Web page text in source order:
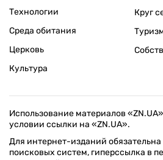
Технологии
Среда обитания
Церковь
Культура
Круг
Использование материалов
условии ссылки на «ZN.UA».
Для интернет-изданий обязательна
поисковых систем, гиперссылка в